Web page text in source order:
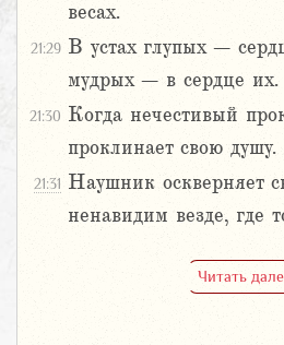
весах.
21:29 В устах глупых –
мудрых – в сердце их.
21:30 Когда нечестивый
проклинает свою душу.
21:31 Наушник оскверняет
ненавидим везде, где
Читать